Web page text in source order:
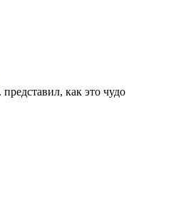
как это чудо